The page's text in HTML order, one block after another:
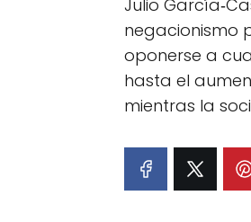
Julio
negacionismo
oponerse a
hasta el
mientras la